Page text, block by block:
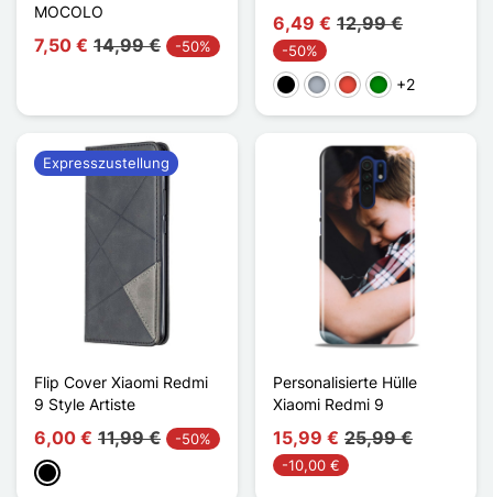
MOCOLO
7,50 € 14,99 € -50%
6,49 € 12,99 €
-50%
Schwarz
GrauRot Grün+2
Flip Cover Xiaomi Redmi
9 Style Artiste
6,00 € 11,99 € -50%
Schwarz
Expresszustellung
Personalisierte Hülle
Xiaomi Redmi 9
15,99 € 25,99 €
-10,00 €